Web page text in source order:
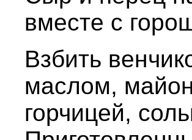
вместе с
Взбить
маслом,
горчицей,